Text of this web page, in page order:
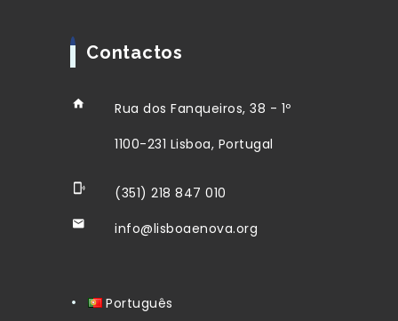
Contactos
Rua dos Fanqueiros, 38 - 1º
1100-231 Lisboa, Portugal
(351) 218 847 010
info@lisboaenova.org
Português